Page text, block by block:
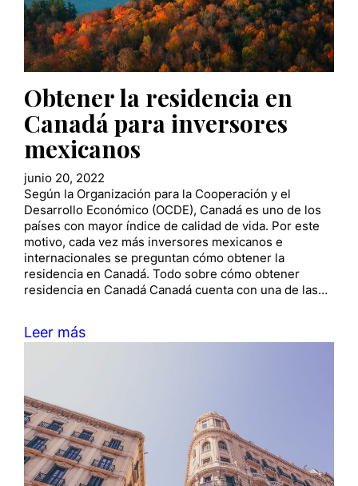
Obtener la residencia en
Canadá para inversores
mexicanos
junio 20, 2022
Según la Organización para la Cooperación y el
Desarrollo Económico (OCDE), Canadá es uno de los
países con mayor índice de calidad de vida. Por este
motivo, cada vez más inversores mexicanos e
internacionales se preguntan cómo obtener la
residencia en Canadá. Todo sobre cómo obtener
residencia en Canadá Canadá cuenta con una de las…
Leer más